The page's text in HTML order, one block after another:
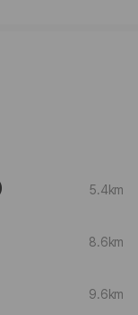
최저가를 찾는 사용자
5.4km
8.6km
9.6km